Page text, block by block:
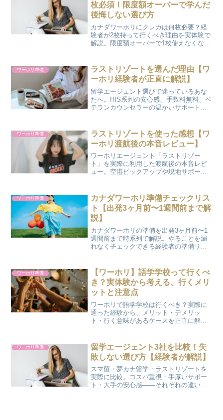
枚必須！限度額オーバーで学んだ
後悔しない選び方
カナダワーホリにクレカは何枚必要？経
験者が2枚持って行くべき理由を実体験で
解説。限度額オーバーで1枚使えなくなっ
ました。
ワーホリ準備
ラストリゾートを選んだ理由【ワ
ーホリ経験者が正直に解説】
留学エージェント選びで迷っているあな
たへ。HIS系列の安心感、手数料無料、ベ
テランカウンセラーの温かいサポート
す。
ワーホリ準備
ラストリゾートを使った感想【ワ
ーホリ渡航後の本音レビュー】
ワーホリエージェント「ラストリゾー
ト」を実際に利用した渡航後の本音レビ
ュー。空港ピックアップや現地サポー
ワーホリ準備
カナダワーホリ準備チェックリス
ト【出発3ヶ月前〜1週間前まで解
説】
カナダワーホリの準備を出発3ヶ月前〜1
週間前まで時系列で解説。やることを漏
れなくチェックできる経験者の準備リス
ワーホリ準備
【ワーホリ】語学学校って行くべ
き？実体験から考える、行くメリ
ットと注意点
ワーホリで語学学校は行くべき？実際に
通った経験から、メリット・デメリッ
ト・行く意味があるケースを正直に解
ワーホリ準備
留学エージェント3社を比較！失
敗しない選び方【経験者が解説】
スマ留・夢カナ留学・ラストリゾートを
実際に比較。コスパ重視・手厚いサポー
ト・大手の安心感——それぞれの違い